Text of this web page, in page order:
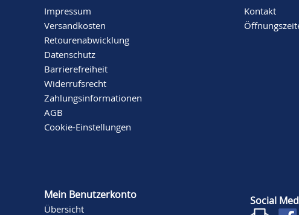
Impressum
Versandkosten
Retourenabwicklung
Datenschutz
Barrierefreiheit
Widerrufsrecht
Zahlungsinformationen
AGB
Cookie-Einstellungen
Kontakt
Mein Benutzerkonto
Übersicht
Social